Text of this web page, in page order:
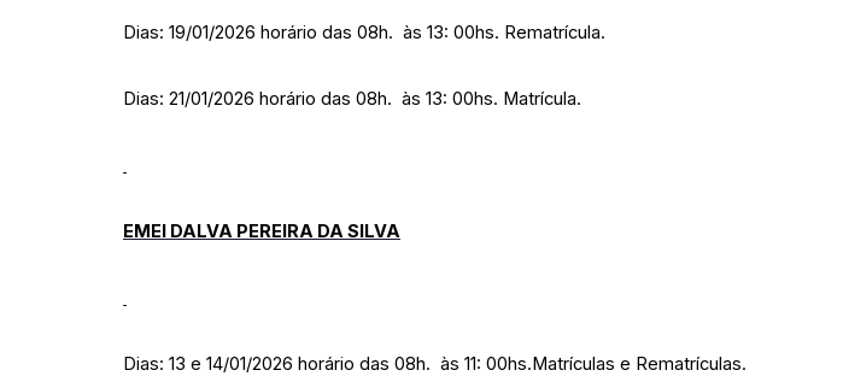
Dias: 19/01/2026 horário das 08h. às 13: 00hs. Rematrícula.
Dias: 21/01/2026 horário das 08h. às 13: 00hs. Matrícula.
EMEI DALVA PEREIRA DA SILVA
Dias: 13 e 14/01/2026 horário das 08h. às 11: 00hs.Matrículas e Rematrículas.